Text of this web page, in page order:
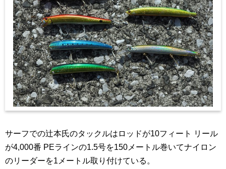
サーフでの辻本氏のタックルはロッドが10フィート リール
が4,000番 PEラインの1.5号を150メートル巻いてナイロン
のリーダーを1メートル取り付けている。